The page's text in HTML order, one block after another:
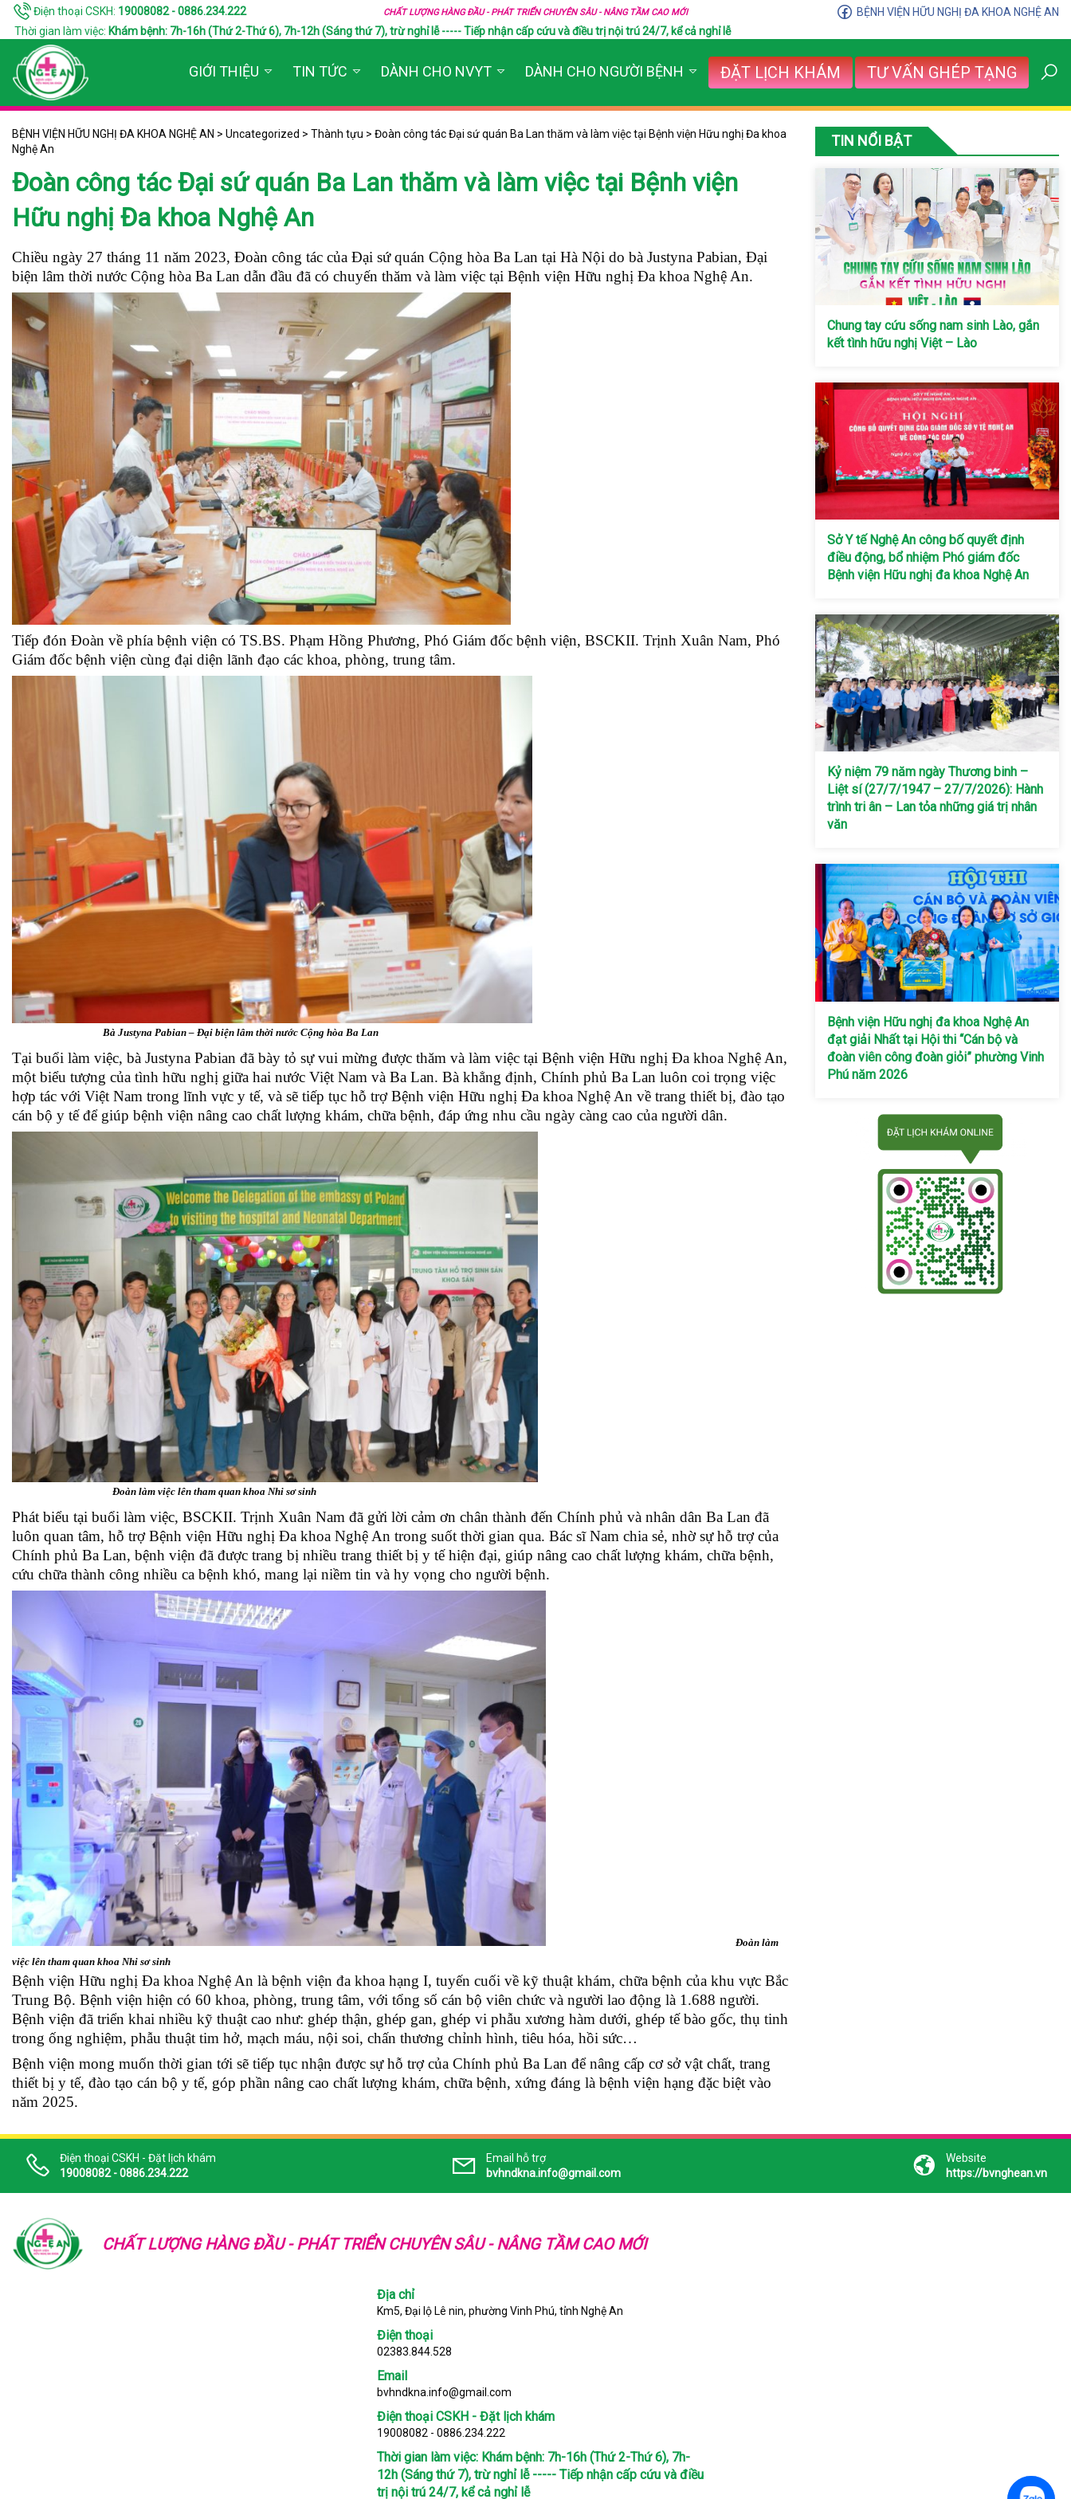
Điện thoại CSKH: 19008082 - 0886.234.222 CHẤT LƯỢNG HÀNG ĐẦU - PHÁT TRIỂN CHUYÊN SÂU - NÂNG TẦM CAO MỚI
BỆNH VIỆN HỮU NGHỊ ĐA KHOA NGHỆ AN
Thời gian làm việc: Khám bệnh: 7h-16h (Thứ 2-Thứ 6), 7h-12h (Sáng thứ 7), trừ nghỉ lễ ----- Tiếp nhận cấp cứu và điều trị nội trú 24/7, kể cả nghỉ lễ
GIỚI THIỆU TIN TỨC DÀNH CHO NVYT DÀNH CHO NGƯỜI BỆNH ĐẶT LỊCH KHÁM TƯ VẤN GHÉP TẠNG
BỆNH VIỆN HỮU NGHỊ ĐA KHOA NGHỆ AN > Uncategorized > Thành tựu > Đoàn công tác Đại sứ quán Ba Lan thăm và làm việc tại Bệnh viện Hữu nghị Đa khoa
Nghệ An
Đoàn công tác Đại sứ quán Ba Lan thăm và làm việc tại Bệnh viện
Hữu nghị Đa khoa Nghệ An
Chiều ngày 27 tháng 11 năm 2023, Đoàn công tác của Đại sứ quán Cộng hòa Ba Lan tại Hà Nội do bà Justyna Pabian, Đại
biện lâm thời nước Cộng hòa Ba Lan dẫn đầu đã có chuyến thăm và làm việc tại Bệnh viện Hữu nghị Đa khoa Nghệ An.
Tiếp đón Đoàn về phía bệnh viện có TS.BS. Phạm Hồng Phương, Phó Giám đốc bệnh viện, BSCKII. Trịnh Xuân Nam, Phó
Giám đốc bệnh viện cùng đại diện lãnh đạo các khoa, phòng, trung tâm.
Bà Justyna Pabian – Đại biện lâm thời nước Cộng hòa Ba Lan
Tại buổi làm việc, bà Justyna Pabian đã bày tỏ sự vui mừng được thăm và làm việc tại Bệnh viện Hữu nghị Đa khoa Nghệ An,
một biểu tượng của tình hữu nghị giữa hai nước Việt Nam và Ba Lan. Bà khẳng định, Chính phủ Ba Lan luôn coi trọng việc
hợp tác với Việt Nam trong lĩnh vực y tế, và sẽ tiếp tục hỗ trợ Bệnh viện Hữu nghị Đa khoa Nghệ An về trang thiết bị, đào tạo
cán bộ y tế để giúp bệnh viện nâng cao chất lượng khám, chữa bệnh, đáp ứng nhu cầu ngày càng cao của người dân.
Đoàn làm việc lên tham quan khoa Nhi sơ sinh
Phát biểu tại buổi làm việc, BSCKII. Trịnh Xuân Nam đã gửi lời cảm ơn chân thành đến Chính phủ và nhân dân Ba Lan đã
luôn quan tâm, hỗ trợ Bệnh viện Hữu nghị Đa khoa Nghệ An trong suốt thời gian qua. Bác sĩ Nam chia sẻ, nhờ sự hỗ trợ của
Chính phủ Ba Lan, bệnh viện đã được trang bị nhiều trang thiết bị y tế hiện đại, giúp nâng cao chất lượng khám, chữa bệnh,
cứu chữa thành công nhiều ca bệnh khó, mang lại niềm tin và hy vọng cho người bệnh.
Đoàn làm
việc lên tham quan khoa Nhi sơ sinh
Bệnh viện Hữu nghị Đa khoa Nghệ An là bệnh viện đa khoa hạng I, tuyến cuối về kỹ thuật khám, chữa bệnh của khu vực Bắc
Trung Bộ. Bệnh viện hiện có 60 khoa, phòng, trung tâm, với tổng số cán bộ viên chức và người lao động là 1.688 người.
Bệnh viện đã triển khai nhiều kỹ thuật cao như: ghép thận, ghép gan, ghép vi phẫu xương hàm dưới, ghép tế bào gốc, thụ tinh
trong ống nghiệm, phẫu thuật tim hở, mạch máu, nội soi, chấn thương chỉnh hình, tiêu hóa, hồi sức…
Bệnh viện mong muốn thời gian tới sẽ tiếp tục nhận được sự hỗ trợ của Chính phủ Ba Lan để nâng cấp cơ sở vật chất, trang
thiết bị y tế, đào tạo cán bộ y tế, góp phần nâng cao chất lượng khám, chữa bệnh, xứng đáng là bệnh viện hạng đặc biệt vào
năm 2025.
TIN NỔI BẬT
Chung tay cứu sống nam sinh Lào, gắn
kết tình hữu nghị Việt – Lào
Sở Y tế Nghệ An công bố quyết định
điều động, bổ nhiệm Phó giám đốc
Bệnh viện Hữu nghị đa khoa Nghệ An
Kỷ niệm 79 năm ngày Thương binh –
Liệt sí (27/7/1947 – 27/7/2026): Hành
trình tri ân – Lan tỏa những giá trị nhân
văn
Bệnh viện Hữu nghị đa khoa Nghệ An
đạt giải Nhất tại Hội thi “Cán bộ và
đoàn viên công đoàn giỏi” phường Vinh
Phú năm 2026
Điện thoại CSKH - Đặt lịch khám
19008082 - 0886.234.222
Email hỗ trợ
bvhndkna.info@gmail.com
Website
https://bvnghean.vn
CHẤT LƯỢNG HÀNG ĐẦU - PHÁT TRIỂN CHUYÊN SÂU - NÂNG TẦM CAO MỚI
Địa chỉ
Km5, Đại lộ Lê nin, phường Vinh Phú, tỉnh Nghệ An
Điện thoại
02383.844.528
Email
bvhndkna.info@gmail.com
Điện thoại CSKH - Đặt lịch khám
19008082 - 0886.234.222
Thời gian làm việc: Khám bệnh: 7h-16h (Thứ 2-Thứ 6), 7h-
12h (Sáng thứ 7), trừ nghỉ lễ ----- Tiếp nhận cấp cứu và điều
trị nội trú 24/7, kể cả nghỉ lễ